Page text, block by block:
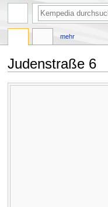
Judenstraße 6
Zur
Zur
mehr
Suche